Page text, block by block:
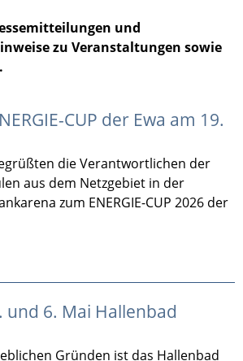
und
zu Veranstaltungen sowie
CUP der Ewa am 19.
die Verantwortlichen der
aus dem Netzgebiet in der
zum ENERGIE-CUP 2026 der
und 6. Mai Hallenbad
Gründen ist das Hallenbad